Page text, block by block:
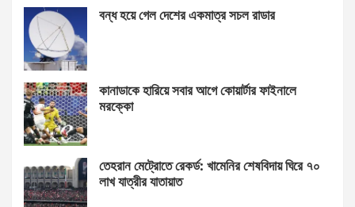
বন্ধ হয়ে গেল দেশের একমাত্র সচল রাডার
কানাডাকে হারিয়ে সবার আগে কোয়ার্টার ফাইনালে
মরক্কো
তেহরান মেট্রোতে রেকর্ড: খামেনির শেষবিদায় ঘিরে ৭০
লাখ যাত্রীর যাতায়াত